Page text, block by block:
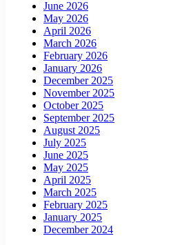
June 2026
May 2026
April 2026
March 2026
February 2026
January 2026
December 2025
November 2025
October 2025
September 2025
August 2025
July 2025
June 2025
May 2025
April 2025
March 2025
February 2025
January 2025
December 2024